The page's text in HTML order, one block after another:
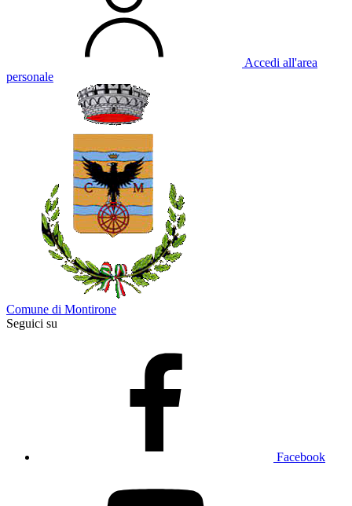
Accedi all'area
personale
Comune di Montirone
Seguici su
Facebook